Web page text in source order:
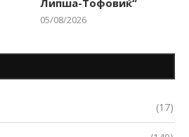
Липша-Тофовиќ“
05/08/2026
(17)